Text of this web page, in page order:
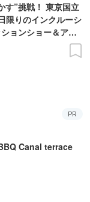
す”挑戦！ 東京国立
限りのインクルーシ
ョンショー＆アー
PR
Canal terrace